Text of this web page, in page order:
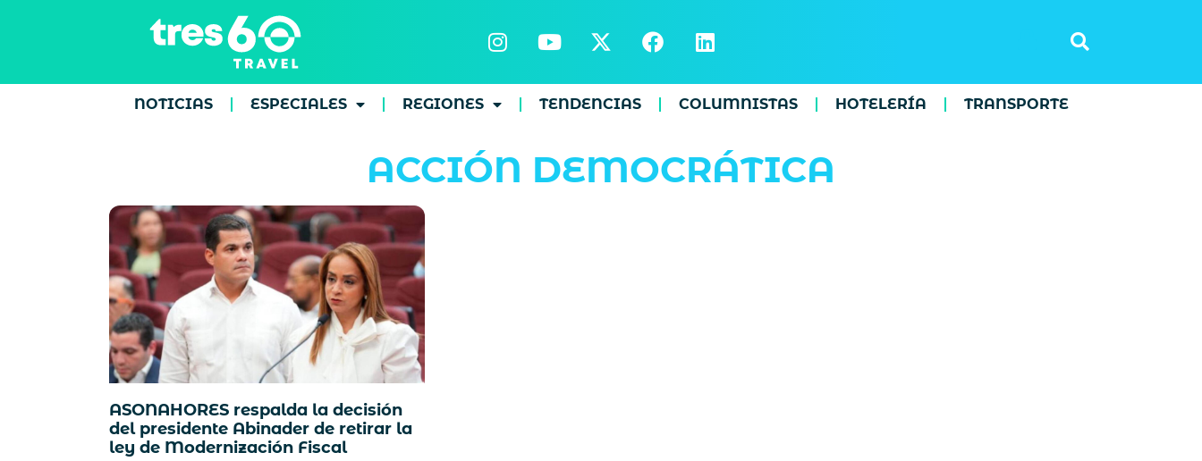
NOTICIAS ESPECIALES REGIONES TENDENCIAS COLUMNISTAS HOTELERÍA TRANSPORTE
ACCIÓN DEMOCRÁTICA
ASONAHORES respalda la decisión
del presidente Abinader de retirar la
ley de Modernización Fiscal